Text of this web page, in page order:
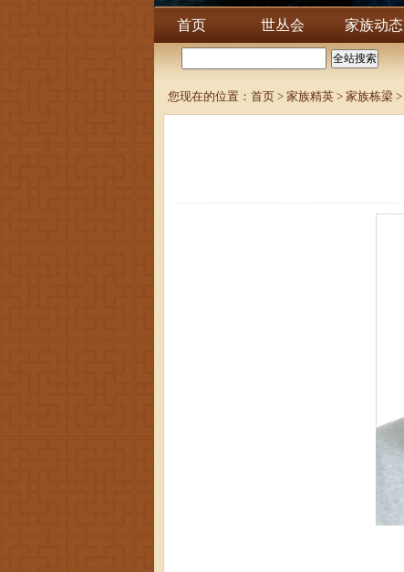
首页 世丛会 家族动态
您现在的位置： 首页> 家族精英> 家族栋梁>